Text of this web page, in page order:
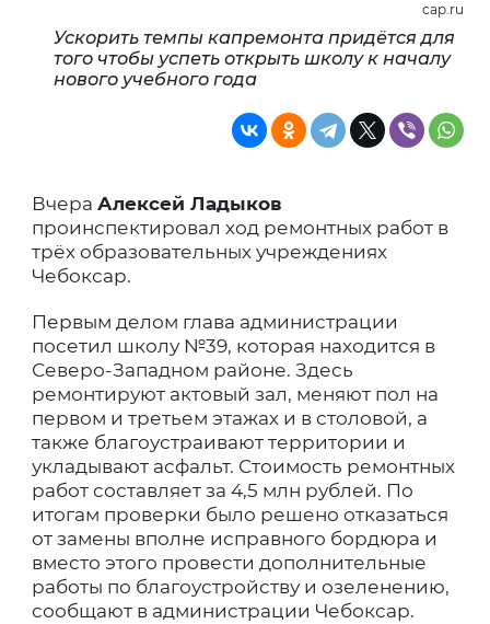
cap.ru
Ускорить темпы капремонта придётся для
того чтобы успеть открыть школу к началу
нового учебного года
Вчера Алексей Ладыков
проинспектировал ход ремонтных работ в
трёх образовательных учреждениях
Чебоксар.
Первым делом глава администрации
посетил школу №39, которая находится в
Северо-Западном районе. Здесь
ремонтируют актовый зал, меняют пол на
первом и третьем этажах и в столовой, а
также благоустраивают территории и
укладывают асфальт. Стоимость ремонтных
работ составляет за 4,5 млн рублей. По
итогам проверки было решено отказаться
от замены вполне исправного бордюра и
вместо этого провести дополнительные
работы по благоустройству и озеленению,
сообщают в администрации Чебоксар.